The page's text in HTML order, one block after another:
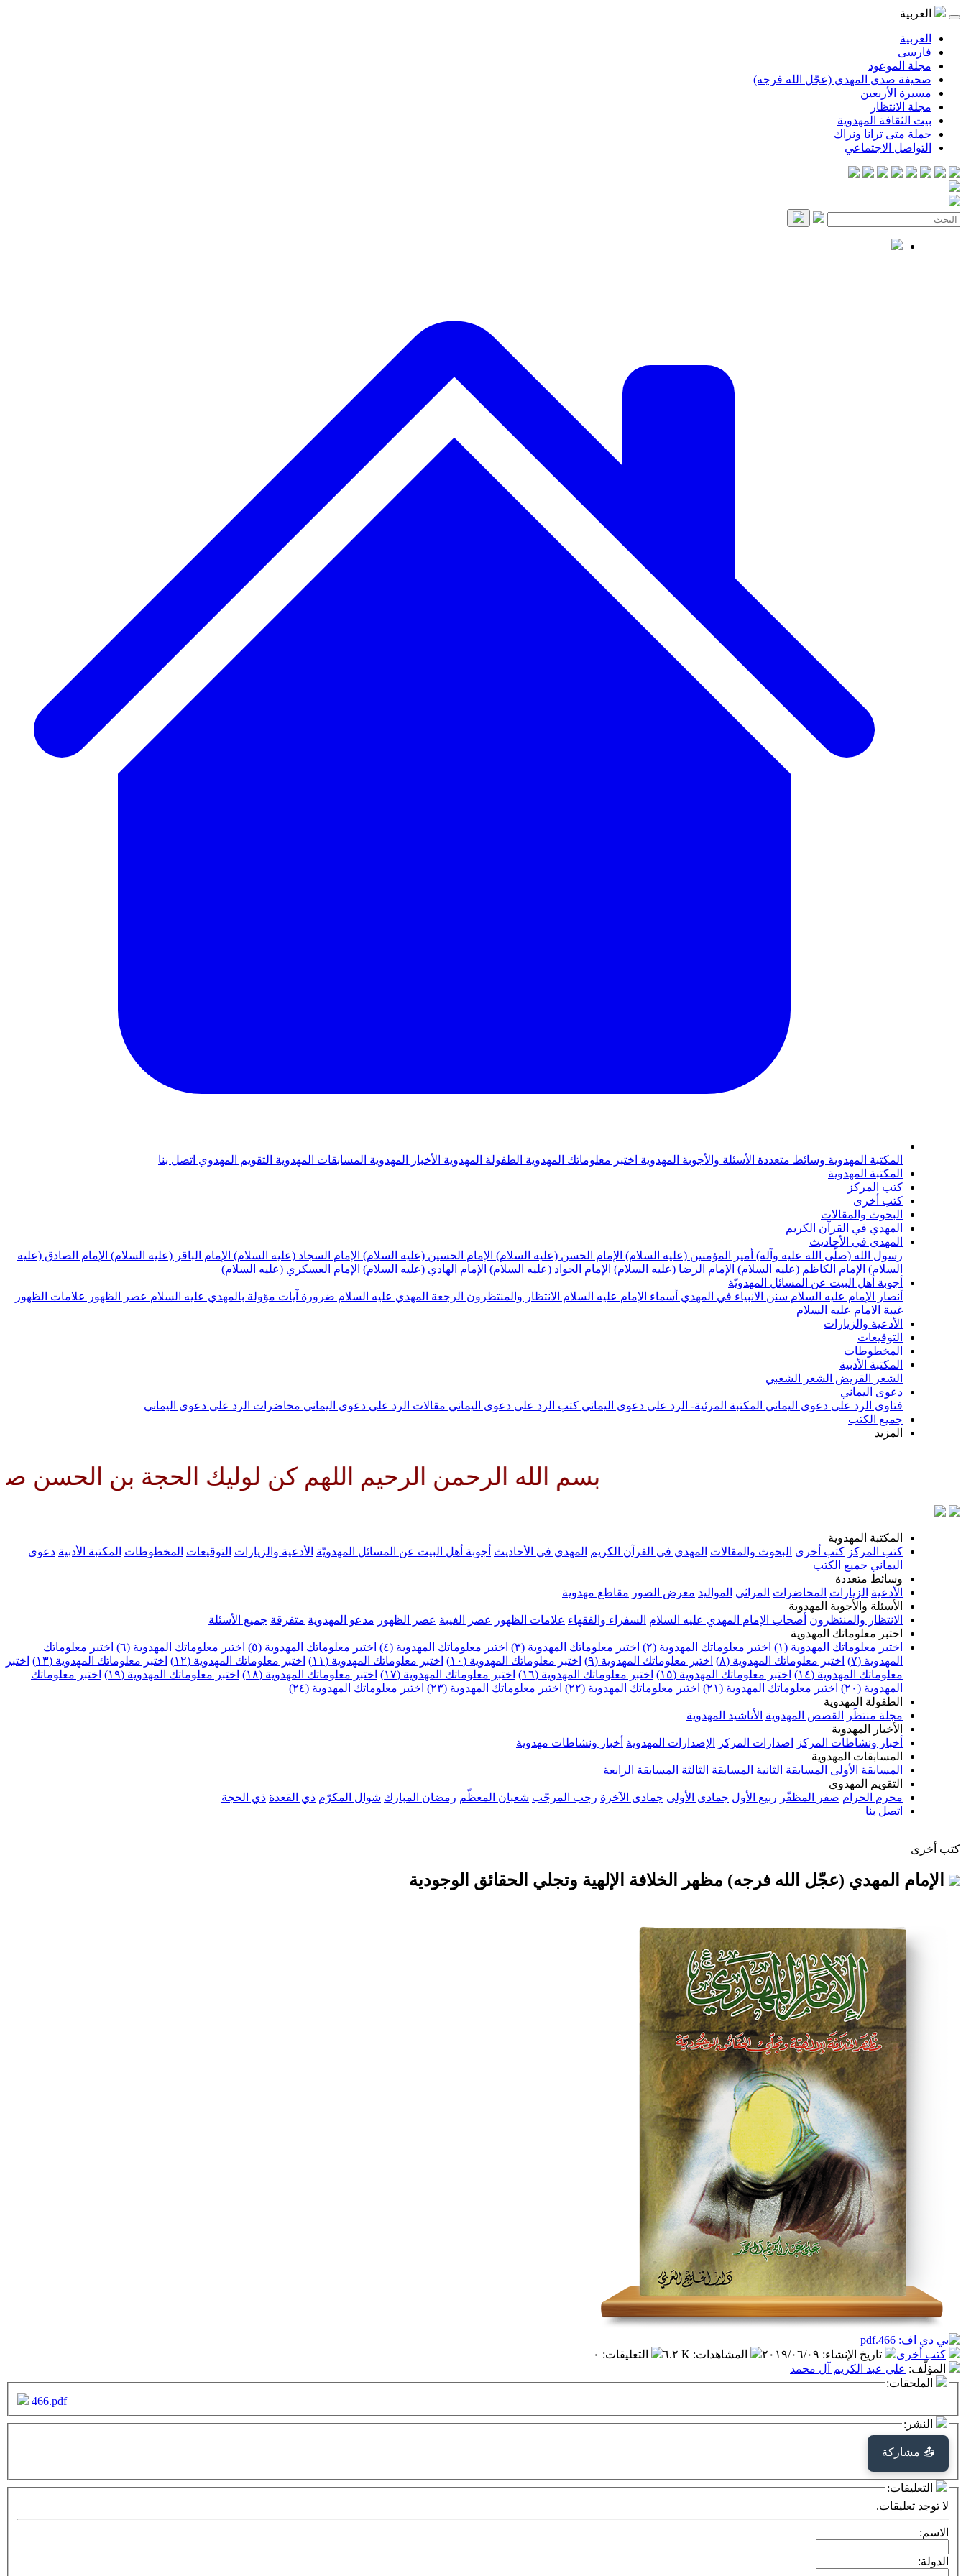
العربية
العربية
فارسی
مجلة الموعود
صحيفة صدى المهدي (عجّل الله فرجه)
مسيرة الأربعين
مجلة الانتظار
بيت الثقافة المهدوية
حملة متى ترانا ونراك
التواصل الاجتماعي
المكتبة المهدوية وسائط متعددة الأسئلة والأجوبة المهدوية اختبر معلوماتك المهدوية الطفولة المهدوية الأخبار المهدوية المسابقات المهدوية التقويم المهدوي اتصل بنا
المكتبة المهدوية
كتب المركز
كتب أخرى
البحوث والمقالات
المهدي في القرآن الكريم
المهدي في الأحاديث
رسول الله (صلّى الله عليه وآله) أمير المؤمنين (عليه السلام) الإمام الحسن (عليه السلام) الإمام الحسين (عليه السلام) الإمام السجاد (عليه السلام) الإمام الباقر (عليه السلام) الإمام الصادق (عليه
السلام) الإمام الكاظم (عليه السلام) الإمام الرضا (عليه السلام) الإمام الجواد (عليه السلام) الإمام الهادي (عليه السلام) الإمام العسكري (عليه السلام)
أجوبة أهل البيت عن المسائل المهدويّة
أنصار الإمام عليه السلام سنن الانبياء في المهدي أسماء الإمام عليه السلام الانتظار والمنتظرون الرجعة المهدي عليه السلام ضرورة آيات مؤولة بالمهدي عليه السلام عصر الظهور
علامات الظهور
غيبة الامام عليه السلام
الأدعية والزيارات
التوقيعات
المخطوطات
المكتبة الأدبية
الشعر القريض الشعر الشعبي
دعوى اليماني
فتاوى الرد على دعوى اليماني المكتبة المرئية- الرد على دعوى اليماني كتب الرد على دعوى اليماني مقالات الرد على دعوى اليماني محاضرات الرد على دعوى اليماني
جميع الكتب
المزيد
بسم الله الرحمن الرحيم اللهم كن لوليك الحجة بن الحسن صلواتك
المكتبة المهدوية
كتب المركز كتب أخرى البحوث والمقالات المهدي في القرآن الكريم المهدي في الأحاديث أجوبة أهل البيت عن المسائل المهدويّة الأدعية والزيارات التوقيعات المخطوطات المكتبة الأدبية دعوى
اليماني جميع الكتب
وسائط متعددة
الأدعية الزيارات المحاضرات المراثي المواليد معرض الصور مقاطع مهدوية
الأسئلة والأجوبة المهدوية
الانتظار والمنتظرون أصحاب الإمام المهدي عليه السلام السفراء والفقهاء علامات الظهور عصر الغيبة عصر الظهور مدعو المهدوية متفرقة جميع الأسئلة
اختبر معلوماتك المهدوية
اختبر معلوماتك المهدوية (١)
اختبر معلوماتك المهدوية (٢) اختبر معلوماتك المهدوية (٣) اختبر معلوماتك المهدوية (٤) اختبر معلوماتك المهدوية (٥) اختبر معلوماتك المهدوية (٦)
اختبر معلوماتك
المهدوية (٧)
اختبر معلوماتك المهدوية (٨) اختبر معلوماتك المهدوية (٩) اختبر معلوماتك المهدوية (١٠) اختبر معلوماتك المهدوية (١١) اختبر معلوماتك المهدوية (١٢) اختبر معلوماتك المهدوية (١٣)
اختبر
معلوماتك المهدوية (١٤)
اختبر معلوماتك المهدوية (١٥) اختبر معلوماتك المهدوية (١٦) اختبر معلوماتك المهدوية (١٧) اختبر معلوماتك المهدوية (١٨) اختبر معلوماتك المهدوية (١٩)
اختبر معلوماتك
المهدوية (٢٠)
اختبر معلوماتك المهدوية (٢١) اختبر معلوماتك المهدوية (٢٢) اختبر معلوماتك المهدوية (٢٣)
اختبر معلوماتك المهدوية (٢٤)
الطفولة المهدوية
مجلة منتظَر
القصص المهدوية الأناشيد المهدوية
الأخبار المهدوية
أخبار ونشاطات المركز
اصدارات المركز الإصدارات المهدوية أخبار ونشاطات مهدوية
المسابقات المهدوية
المسابقة الأولى المسابقة الثانية المسابقة الثالثة المسابقة الرابعة
التقويم المهدوي
محرم الحرام صفر المظفّر ربيع الأول جمادى الأولى جمادى الآخرة رجب المرجّب شعبان المعظّم رمضان المبارك شوال المكرّم ذي القعدة ذي الحجة
اتصل بنا
كتب أخرى
الإمام المهدي (عجّل الله فرجه) مظهر الخلافة الإلهية وتجلي الحقائق الوجودية
كتب أخرى تاريخ الإنشاء: ٢٠١٩/٠٦/٠٩ المشاهدات: ٦.٢ K التعليقات: ٠
المؤلّف: علي عبد الكريم آل محمد
الملحقات:
466.pdf
النشر:
📤 مشاركة
التعليقات:
لا توجد تعليقات.
الاسم:
الدولة: